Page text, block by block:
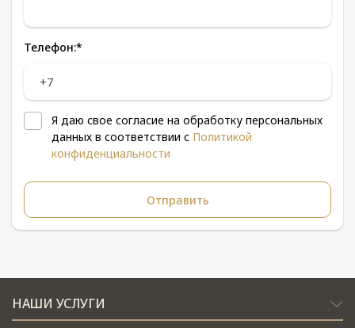
Телефон:*
Я даю свое согласие на обработку персональных
данных в соответствии с Политикой
конфиденциальности
НАШИ УСЛУГИ